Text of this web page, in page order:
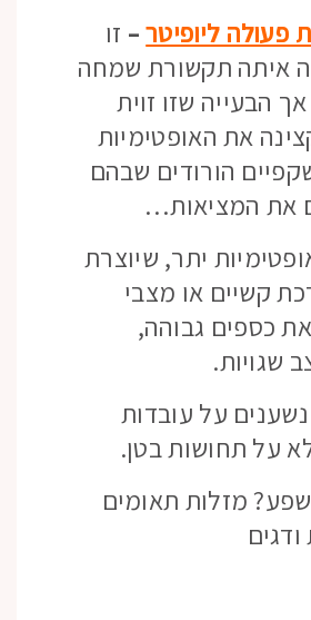
פעולה ליופיטר– זו
איתה תקשורת שמחה
הבעייה שזו זוית
את האופטימיות
הורודים שבהם
את המציאות…
יתר, שיוצרת
קשיים או מצבי
כספים גבוהה,
שגויות.
על עובדות
על תחושות בטן.
מזלות תאומים